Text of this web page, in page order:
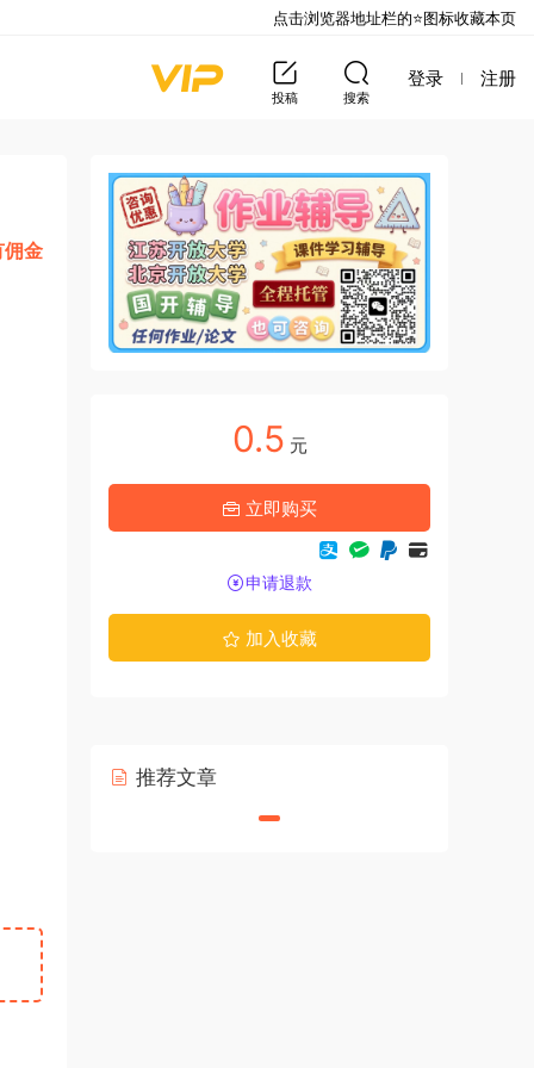
投稿 搜索
登录 注册
佣金
0.5 元
立即购买
申请退款
加入收藏
推荐文章
点击浏览器地址栏的⭐图标收藏本页